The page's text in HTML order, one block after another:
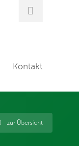
Kontakt
zur Übersicht